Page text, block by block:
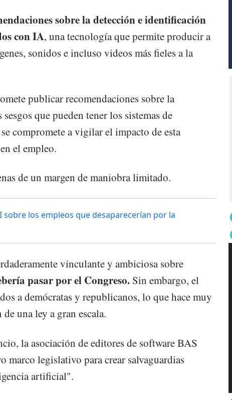
sobre la detección e identificación
con IA, una tecnología que permite producir a
sonidos e incluso videos más fieles a la
publicar recomendaciones sobre la
que pueden tener los sistemas de
compromete a vigilar el impacto de esta
el empleo.
de un margen de maniobra limitado.
sobre los empleos que desaparecerían por la
vinculante y ambiciosa sobre
pasar por el Congreso. Sin embargo, el
a demócratas y republicanos, lo que hace muy
una ley a gran escala.
la asociación de editores de software BAS
marco legislativo para crear salvaguardias
artificial".